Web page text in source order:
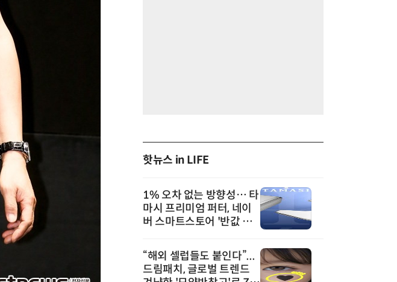
핫뉴스 in LIFE
1% 오차 없는 방향성… 타
마시 프리미엄 퍼터, 네이
버 스마트스토어 '반값 할
“해외 셀럽들도 붙인다”...
드림패치, 글로벌 트렌드